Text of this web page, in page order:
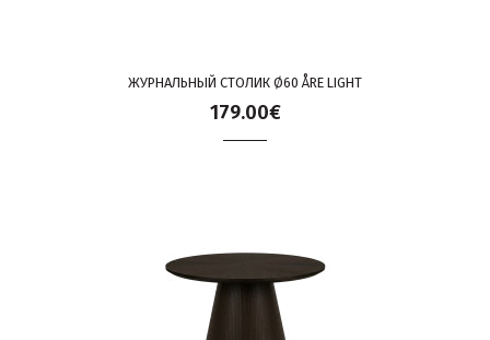
ЖУРНАЛЬНЫЙ СТОЛИК Ø60 ÅRE LIGHT
179.00€